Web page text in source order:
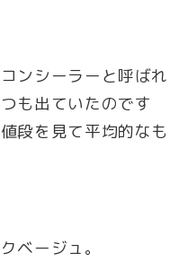
ンシーラーと呼ばれ
も出ていたのです
段を見て平均的なも
ベージュ。